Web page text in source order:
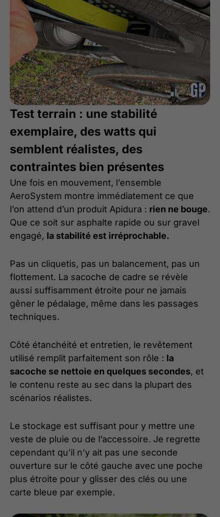
Test terrain : une stabilité
exemplaire, des watts qui
semblent réalistes, des
contraintes bien présentes
Une fois en mouvement, l’ensemble
AeroSystem montre immédiatement ce que
l’on attend d’un produit Apidura : rien ne bouge.
Que ce soit sur asphalte rapide ou sur gravel
engagé, la stabilité est irréprochable.
Pas un cliquetis, pas un balancement, pas un
flottement. La sacoche de cadre se révèle
aussi suffisamment étroite pour ne jamais
gêner le pédalage, même dans les passages
techniques.
Côté étanchéité et entretien, le revêtement
utilisé remplit parfaitement son rôle : la
sacoche se nettoie en quelques secondes, et
le contenu reste au sec dans la plupart des
scénarios réalistes.
Le stockage est suffisant pour y mettre une
veste de pluie ou de l’accessoire. Je regrette
cependant qu’il n’y ait pas une seconde
ouverture sur le côté gauche avec une poche
plus étroite pour y glisser des clés ou une
carte bleue par exemple.